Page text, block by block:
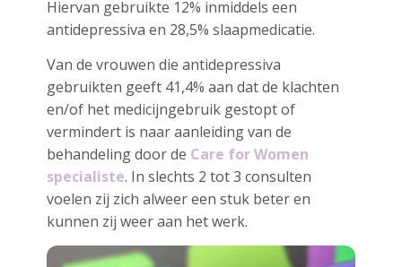
Hiervan gebruikte 12% inmiddels een
antidepressiva en 28,5% slaapmedicatie.
Van de vrouwen die antidepressiva
gebruikten geeft 41,4% aan dat de klachten
en/of het medicijngebruik gestopt of
vermindert is naar aanleiding van de
behandeling door de Care for Women
specialiste. In slechts 2 tot 3 consulten
voelen zij zich alweer een stuk beter en
kunnen zij weer aan het werk.